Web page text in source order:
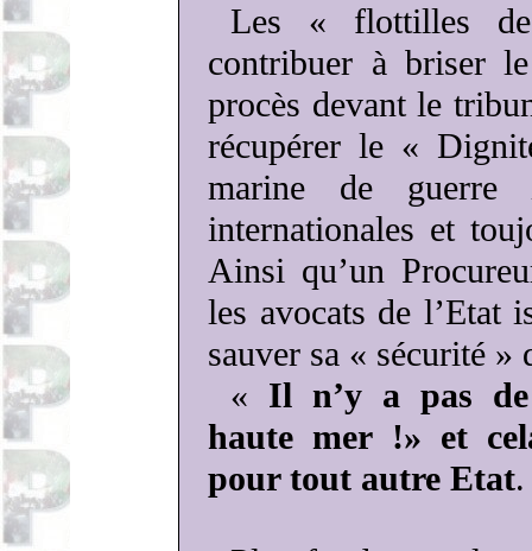
Les « flottilles
contribuer à briser
procès devant le
récupérer le «
marine de guerre
internationales et
Ainsi qu’un
les avocats de l’Etat
sauver sa « sécurité »
« Il n’y a pas de
haute mer !» et
pour tout autre Etat.